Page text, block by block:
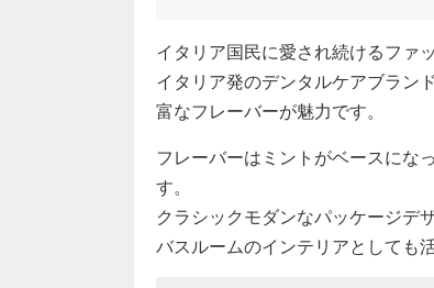
イタリア国民に愛され続けるファ
イタリア発のデンタルケアブラン
富なフレーバーが魅力です。
フレーバーはミントがベースにな
す。
クラシックモダンなパッケージデ
バスルームのインテリアとしても